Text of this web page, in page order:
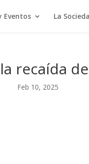
Eventos La
recaída
Feb 10, 2025